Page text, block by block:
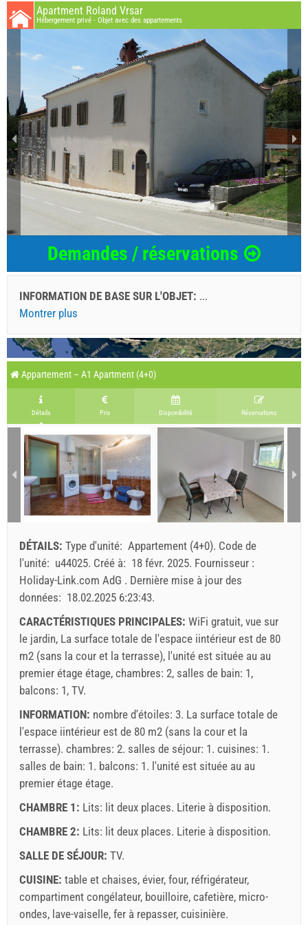
Apartment Roland Vrsar
Hébergement privé - Objet avec des appartements
Demandes / réservations
INFORMATION DE BASE SUR L'OBJET: ...
Montrer plus
Appartement – A1 Apartment (4+0)
Détails Prix Disponibilité Réservations
DÉTAILS: Type d'unité: Appartement (4+0). Code de
l'unité: u44025. Créé à: 18 févr. 2025. Fournisseur :
Holiday-Link.com AdG . Dernière mise à jour des
données: 18.02.2025 6:23:43.
CARACTÉRISTIQUES PRINCIPALES: WiFi gratuit, vue sur
le jardin, La surface totale de l'espace iintérieur est de 80
m2 (sans la cour et la terrasse), l'unité est située au au
premier étage étage, chambres: 2, salles de bain: 1,
balcons: 1, TV.
INFORMATION: nombre d'étoiles: 3. La surface totale de
l'espace iintérieur est de 80 m2 (sans la cour et la
terrasse). chambres: 2. salles de séjour: 1. cuisines: 1.
salles de bain: 1. balcons: 1. l'unité est située au au
premier étage étage.
CHAMBRE 1: Lits: lit deux places. Literie à disposition.
CHAMBRE 2: Lits: lit deux places. Literie à disposition.
SALLE DE SÉJOUR: TV.
CUISINE: table et chaises, évier, four, réfrigérateur,
compartiment congélateur, bouilloire, cafetière, micro-
ondes, lave-vaiselle, fer à repasser, cuisinière.